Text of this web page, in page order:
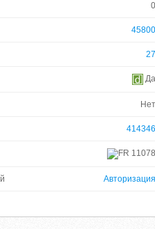
0
45800
27
Да
Нет
414346
11078
Авторизация